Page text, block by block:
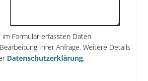
Formular erfassten Daten
Ihrer Anfrage. Weitere Details
Datenschutzerklärung.